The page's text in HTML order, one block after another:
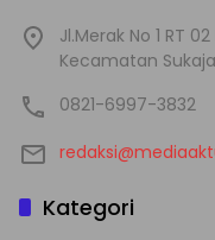
Jl.Merak No 1 RT
Kecamatan
0821-6997-3832
Kategori